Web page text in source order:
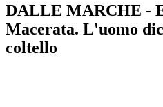
DALLE MARCHE -
Macerata. L'uomo
coltello